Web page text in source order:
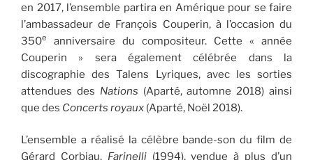
en 2017, l’ensemble partira en Amérique pour se faire
l’ambassadeur de François Couperin, à l’occasion du
350e
anniversaire du compositeur. Cette « année
Couperin » sera également célébrée dans la
discographie des Talens Lyriques, avec les sorties
attendues des Nations (Aparté, automne 2018) ainsi
que des Concerts royaux (Aparté, Noël 2018).
L’ensemble a réalisé la célèbre bande-son du film de
Gérard Corbiau, Farinelli (1994), vendue à plus d’un